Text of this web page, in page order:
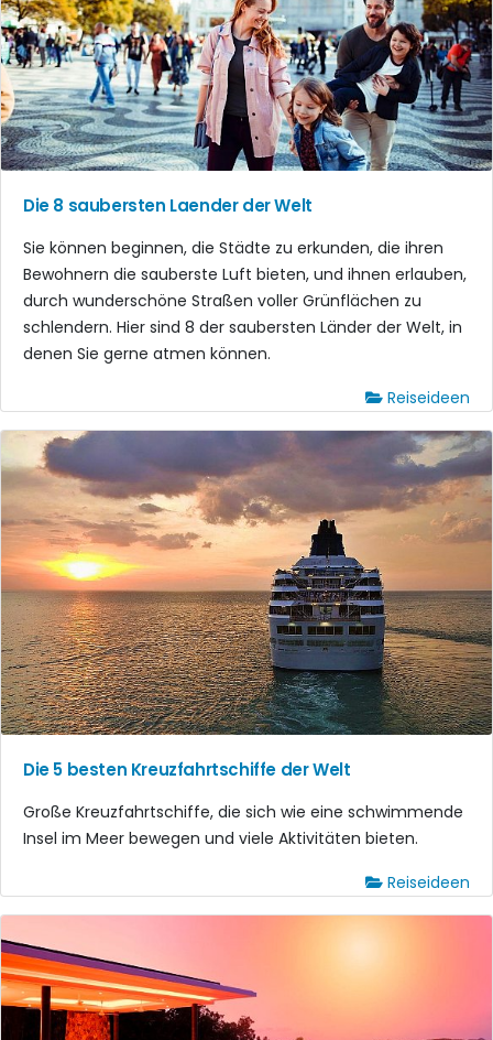
Die 8 saubersten Laender der Welt
Sie können beginnen, die Städte zu erkunden, die ihren
Bewohnern die sauberste Luft bieten, und ihnen erlauben,
durch wunderschöne Straßen voller Grünflächen zu
schlendern. Hier sind 8 der saubersten Länder der Welt, in
denen Sie gerne atmen können.
Reiseideen
Die 5 besten Kreuzfahrtschiffe der Welt
Große Kreuzfahrtschiffe, die sich wie eine schwimmende
Insel im Meer bewegen und viele Aktivitäten bieten.
Reiseideen